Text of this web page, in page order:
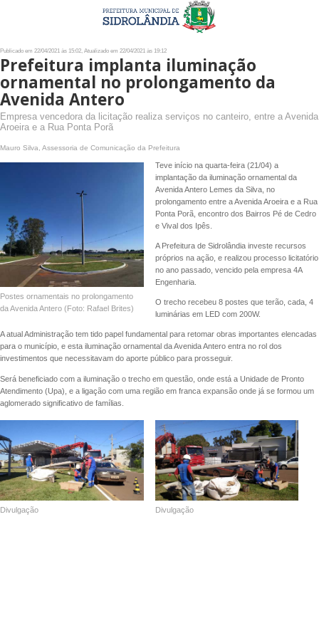
Publicado em 22/04/2021 às 15:02, Atualizado em 22/04/2021 às 19:12
Prefeitura implanta iluminação
ornamental no prolongamento da
Avenida Antero
Empresa vencedora da licitação realiza serviços no canteiro, entre a Avenida
Aroeira e a Rua Ponta Porã
Mauro Silva, Assessoria de Comunicação da Prefeitura
Postes ornamentais no prolongamento
da Avenida Antero (Foto: Rafael Brites)
Teve início na quarta-feira (21/04) a
implantação da iluminação ornamental da
Avenida Antero Lemes da Silva, no
prolongamento entre a Avenida Aroeira e a Rua
Ponta Porã, encontro dos Bairros Pé de Cedro
e Vival dos Ipês.
A Prefeitura de Sidrolândia investe recursos
próprios na ação, e realizou processo licitatório
no ano passado, vencido pela empresa 4A
Engenharia.
O trecho recebeu 8 postes que terão, cada, 4
luminárias em LED com 200W.
A atual Administração tem tido papel fundamental para retomar obras importantes elencadas
para o município, e esta iluminação ornamental da Avenida Antero entra no rol dos
investimentos que necessitavam do aporte público para prosseguir.
Será beneficiado com a iluminação o trecho em questão, onde está a Unidade de Pronto
Atendimento (Upa), e a ligação com uma região em franca expansão onde já se formou um
aglomerado significativo de famílias.
Divulgação Divulgação